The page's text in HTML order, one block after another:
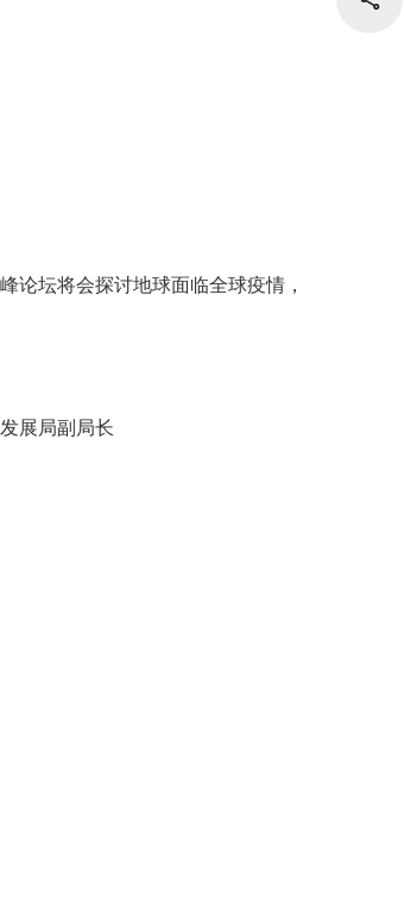
论坛将会探讨地球面临全球疫情，
展局副局长